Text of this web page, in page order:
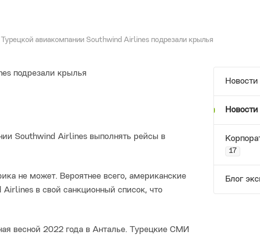
Турецкой авиакомпании Southwind Airlines подрезали крылья
Southwind Airlines выполнять рейсы в
не может. Вероятнее всего, американские
в свой санкционный список, что
весной 2022 года в Анталье. Турецкие СМИ
17
Блог